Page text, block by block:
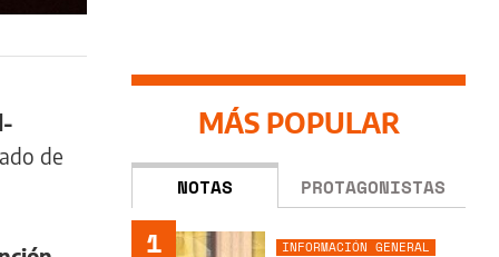
de
MÁS POPULAR
NOTAS PROTAGONISTAS
1 INFORMACIÓN GENERAL